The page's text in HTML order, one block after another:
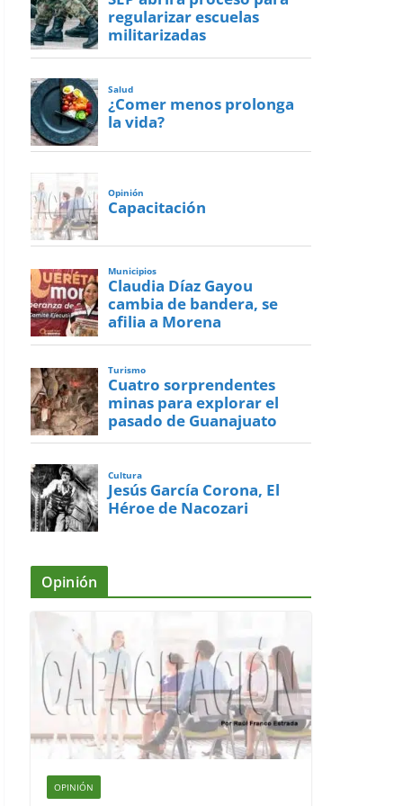
regularizar escuelas
militarizadas
Salud
¿Comer menos prolonga
la vida?
Opinión
Capacitación
Municipios
Claudia Díaz Gayou
cambia de bandera, se
afilia a Morena
Turismo
Cuatro sorprendentes
minas para explorar el
pasado de Guanajuato
Cultura
Jesús García Corona, El
Héroe de Nacozari
Opinión
OPINIÓN